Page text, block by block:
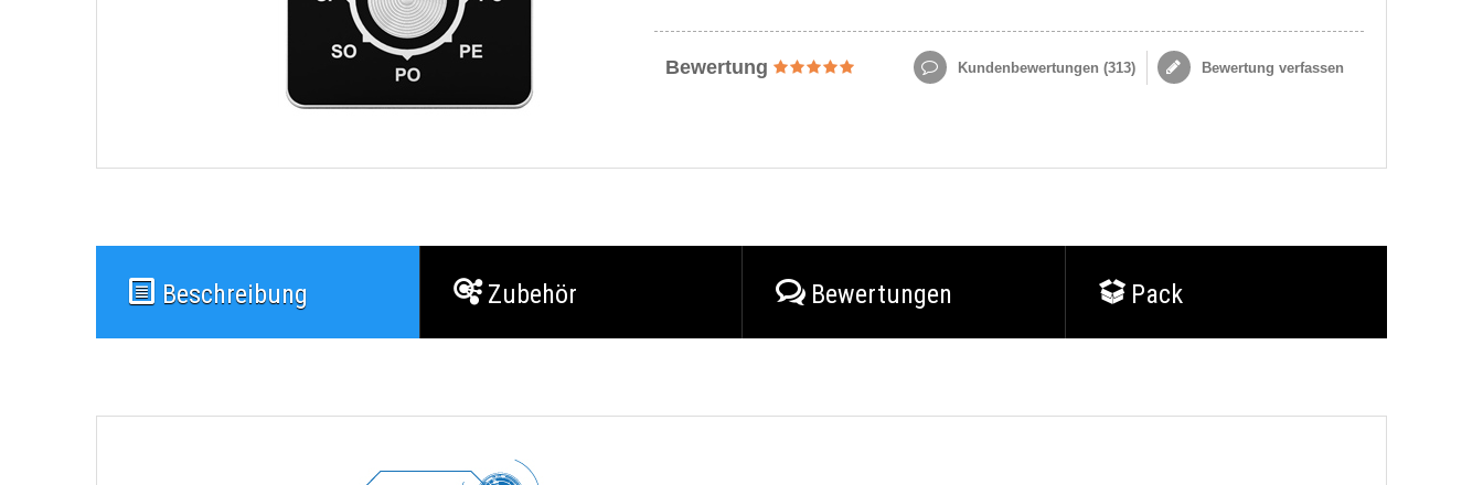
Bewertung Kundenbewertungen (313) Bewertung verfassen
Beschreibung Zubehör Bewertungen Pack